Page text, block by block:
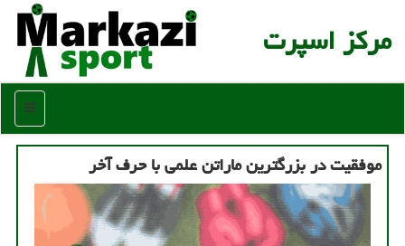
مركز اسپرت
منو
موفقیت در بزرگترین ماراتن علمی با حرف آخر